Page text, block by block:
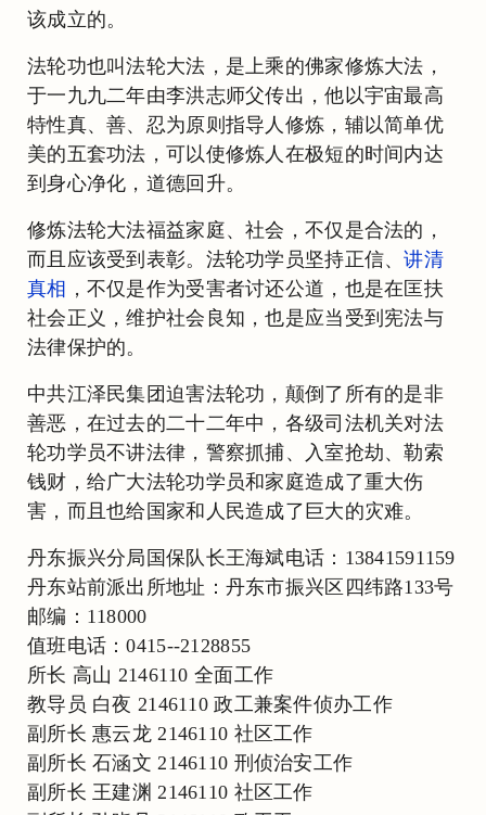
该成立的。
法轮功也叫法轮大法，是上乘的佛家修炼大法，
于一九九二年由李洪志师父传出，他以宇宙最高
特性真、善、忍为原则指导人修炼，辅以简单优
美的五套功法，可以使修炼人在极短的时间内达
到身心净化，道德回升。
修炼法轮大法福益家庭、社会，不仅是合法的，
而且应该受到表彰。法轮功学员坚持正信、讲清
真相 ，不仅是作为受害者讨还公道，也是在匡扶
社会正义，维护社会良知，也是应当受到宪法与
法律保护的。
中共江泽民集团迫害法轮功，颠倒了所有的是非
善恶，在过去的二十二年中，各级司法机关对法
轮功学员不讲法律，警察抓捕、入室抢劫、勒索
钱财，给广大法轮功学员和家庭造成了重大伤
害，而且也给国家和人民造成了巨大的灾难。
丹东振兴分局国保队长王海斌电话：13841591159
丹东站前派出所地址：丹东市振兴区四纬路133号
邮编：118000
值班电话：0415--2128855
所长 高山 2146110 全面工作
教导员 白夜 2146110 政工兼案件侦办工作
副所长 惠云龙 2146110 社区工作
副所长 石涵文 2146110 刑侦治安工作
副所长 王建渊 2146110 社区工作